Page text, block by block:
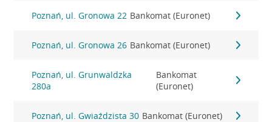
Poznań, ul. Gronowa 22 Bankomat (Euronet)
Poznań, ul. Gronowa 26 Bankomat (Euronet)
Poznań, ul. Grunwaldzka
280a
Bankomat
(Euronet)
Poznań, ul. Gwiaździsta 30 Bankomat (Euronet)